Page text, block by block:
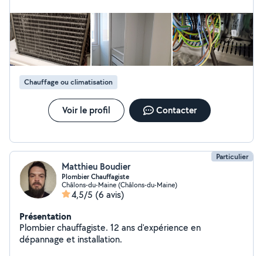
Chauffage ou climatisation
Voir le profil Contacter
Particulier
Matthieu Boudier
Plombier Chauffagiste
Châlons-du-Maine (Châlons-du-Maine)
4,5/5 (6 avis)
Présentation
Plombier chauffagiste. 12 ans d'expérience en
dépannage et installation.